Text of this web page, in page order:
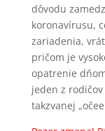
dôvodu
koronavírusu,
zariadenia,
pričom je
opatrenie
jeden z
takzvanej